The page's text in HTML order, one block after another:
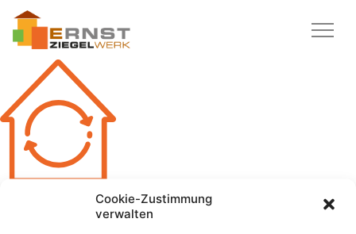
Cookie-Zustimmung
verwalten
ANGENEHMES KLIMA: